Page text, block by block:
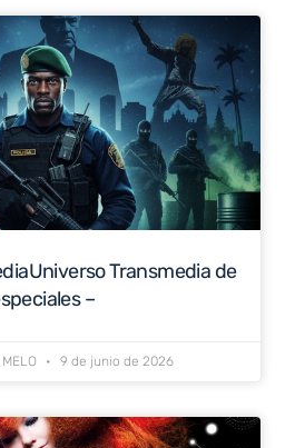
Transmedia de
–
9 de junio de 2026